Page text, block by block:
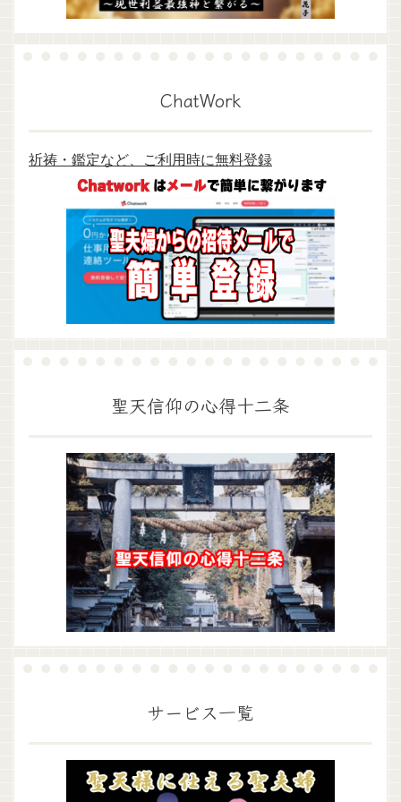
ChatWork
祈祷・鑑定など、ご利用時に無料登録
聖天信仰の心得十二条
サービス一覧